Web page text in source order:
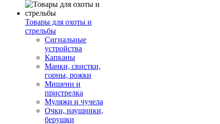
Товары для охоты и
стрельбы
Сигнальные
устройства
Капканы
Манки, свистки,
горны, рожки
Мишени и
пристрелка
Муляжи и чучела
Очки, наушники,
берушки